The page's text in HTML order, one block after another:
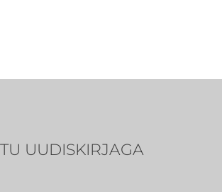
UUDISKIRJAGA